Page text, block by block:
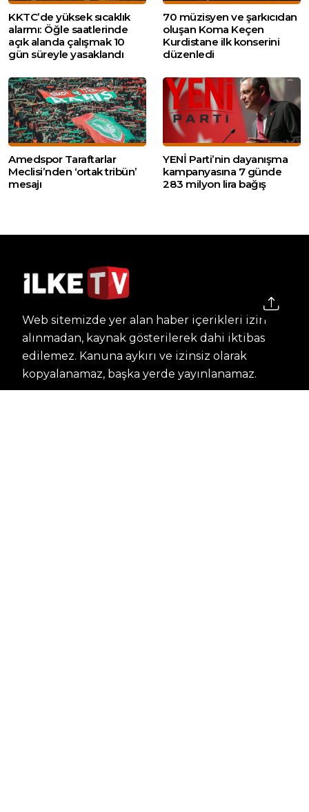
KKTC’de yüksek sıcaklık
alarmı: Öğle saatlerinde
açık alanda çalışmak 10
gün süreyle yasaklandı
70 müzisyen ve şarkıcıdan
oluşan Koma Keçen
Kurdistane ilk konserini
düzenledi
Amedspor Taraftarlar
Meclisi’nden ‘ortak tribün’
mesajı
YENİ Parti’nin dayanışma
kampanyasına 7 günde
283 milyon lira bağış
Web sitemizde yer alan haber içerikleri izin
alınmadan, kaynak gösterilerek dahi iktibas
edilemez. Kanuna aykırı ve izinsiz olarak
kopyalanamaz, başka yerde yayınlanamaz.